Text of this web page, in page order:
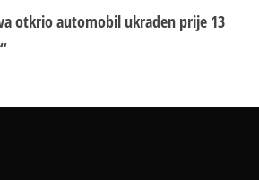
otkrio automobil ukraden prije 13